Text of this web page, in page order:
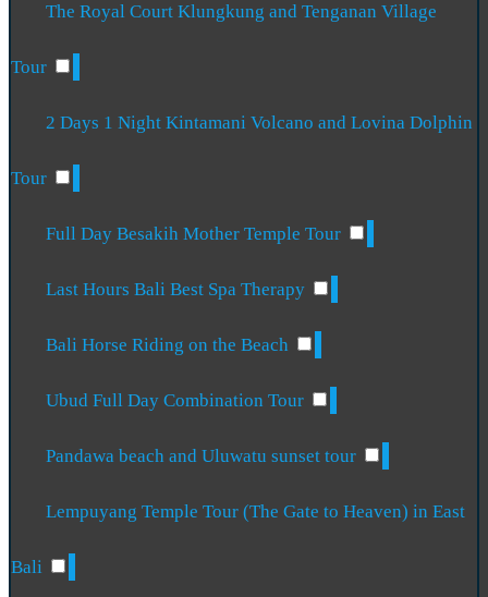
The Royal Court Klungkung and Tenganan Village
Tour
2 Days 1 Night Kintamani Volcano and Lovina Dolphin
Tour
Full Day Besakih Mother Temple Tour
Last Hours Bali Best Spa Therapy
Bali Horse Riding on the Beach
Ubud Full Day Combination Tour
Pandawa beach and Uluwatu sunset tour
Lempuyang Temple Tour (The Gate to Heaven) in East
Bali